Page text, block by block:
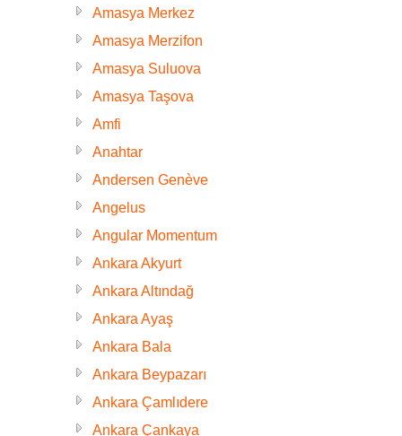
Amasya Merkez
Amasya Merzifon
Amasya Suluova
Amasya Taşova
Amfi
Anahtar
Andersen Genève
Angelus
Angular Momentum
Ankara Akyurt
Ankara Altındağ
Ankara Ayaş
Ankara Bala
Ankara Beypazarı
Ankara Çamlıdere
Ankara Çankaya